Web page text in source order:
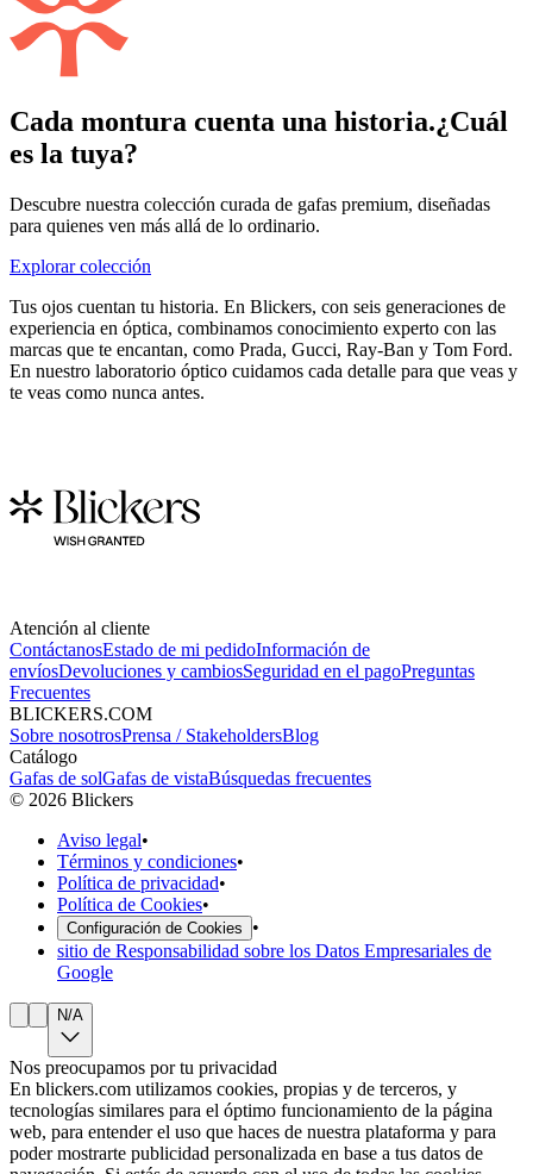
Cada montura cuenta una historia.¿Cuál
es la tuya?
Descubre nuestra colección curada de gafas premium, diseñadas
para quienes ven más allá de lo ordinario.
Explorar colección
Tus ojos cuentan tu historia. En Blickers, con seis generaciones de
experiencia en óptica, combinamos conocimiento experto con las
marcas que te encantan, como Prada, Gucci, Ray-Ban y Tom Ford.
En nuestro laboratorio óptico cuidamos cada detalle para que veas y
te veas como nunca antes.
Atención al cliente
ContáctanosEstado de mi pedidoInformación de
envíosDevoluciones y cambiosSeguridad en el pagoPreguntas
Frecuentes
BLICKERS.COM
Sobre nosotrosPrensa / StakeholdersBlog
Catálogo
Gafas de solGafas de vistaBúsquedas frecuentes
© 2026 Blickers
Aviso legal•
Términos y condiciones•
Política de privacidad•
Política de Cookies•
Configuración de Cookies
•
sitio de Responsabilidad sobre los Datos Empresariales de
Google
N/A
Nos preocupamos por tu privacidad
En blickers.com utilizamos cookies, propias y de terceros, y
tecnologías similares para el óptimo funcionamiento de la página
web, para entender el uso que haces de nuestra plataforma y para
poder mostrarte publicidad personalizada en base a tus datos de